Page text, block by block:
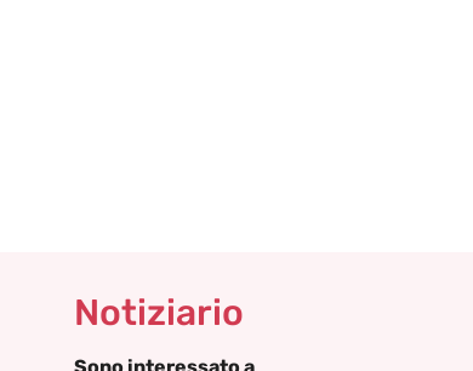
Notiziario
Sono interessato a